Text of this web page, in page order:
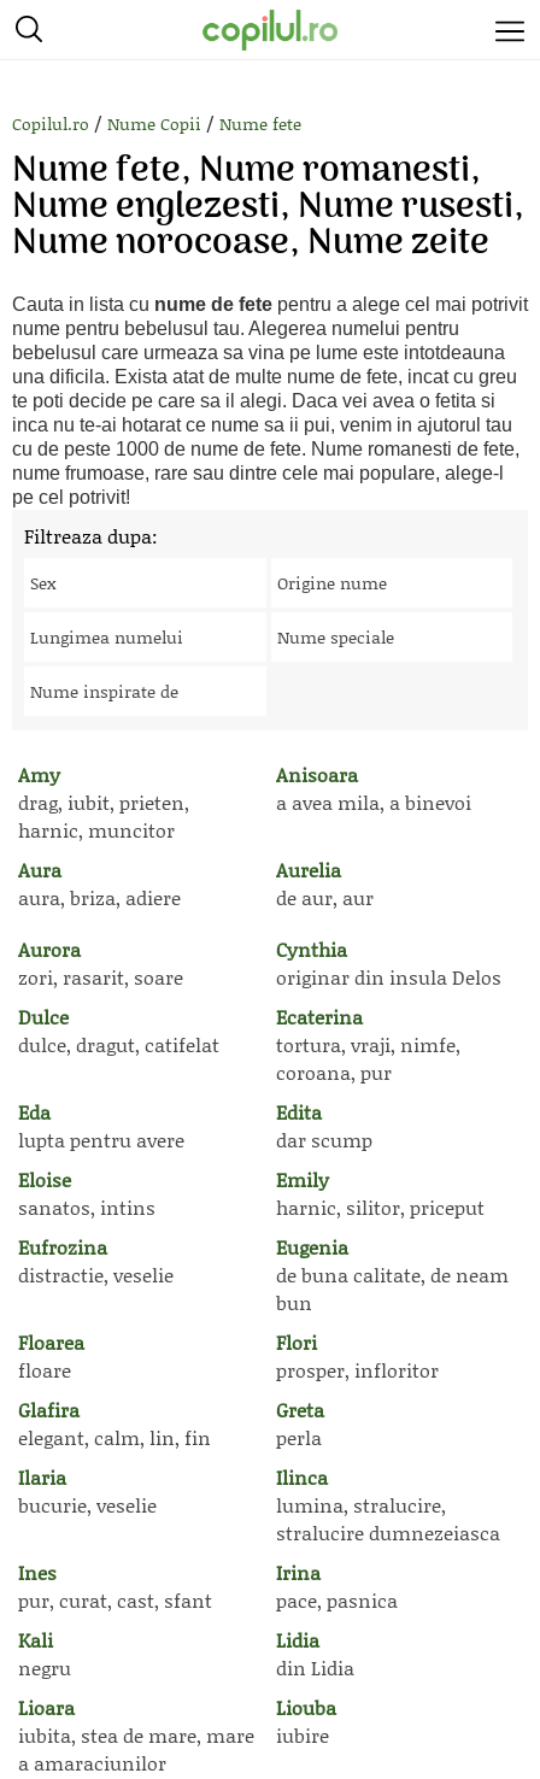
Copilul.ro / Nume Copii / Nume fete
Nume fete, Nume romanesti,
Nume englezesti, Nume rusesti,
Nume norocoase, Nume zeite
Cauta in lista cu nume de fete pentru a alege cel mai potrivit
nume pentru bebelusul tau. Alegerea numelui pentru
bebelusul care urmeaza sa vina pe lume este intotdeauna
una dificila. Exista atat de multe nume de fete, incat cu greu
te poti decide pe care sa il alegi. Daca vei avea o fetita si
inca nu te-ai hotarat ce nume sa ii pui, venim in ajutorul tau
cu de peste 1000 de nume de fete. Nume romanesti de fete,
nume frumoase, rare sau dintre cele mai populare, alege-l
pe cel potrivit!
Filtreaza dupa:
Sex Origine nume
Lungimea numelui Nume speciale
Nume inspirate de
Amy
drag, iubit, prieten,
harnic, muncitor
Anisoara
a avea mila, a binevoi
Aura
aura, briza, adiere
Aurelia
de aur, aur
Aurora
zori, rasarit, soare
Cynthia
originar din insula Delos
Dulce
dulce, dragut, catifelat
Ecaterina
tortura, vraji, nimfe,
coroana, pur
Eda
lupta pentru avere
Edita
dar scump
Eloise
sanatos, intins
Emily
harnic, silitor, priceput
Eufrozina
distractie, veselie
Eugenia
de buna calitate, de neam
bun
Floarea
floare
Flori
prosper, infloritor
Glafira
elegant, calm, lin, fin
Greta
perla
Ilaria
bucurie, veselie
Ilinca
lumina, stralucire,
stralucire dumnezeiasca
Ines
pur, curat, cast, sfant
Irina
pace, pasnica
Kali
negru
Lidia
din Lidia
Lioara
iubita, stea de mare, mare
a amaraciunilor
Liouba
iubire